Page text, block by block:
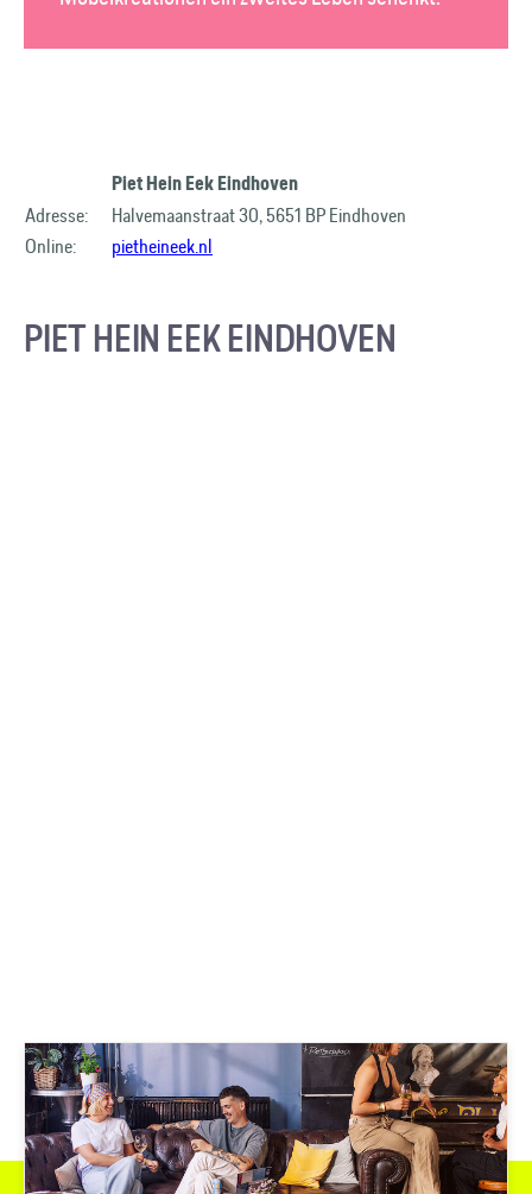
Piet Hein Eek Eindhoven
Adresse:
Halvemaanstraat 30, 5651 BP Eindhoven
Online:
pietheineek.nl
PIET HEIN EEK EINDHOVEN